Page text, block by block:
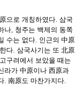
으로 개칭하였다. 삼국
나, 청주는 백제의 동쪽
수는 없다. 인근의 中原
다. 삼국사기는 또 北原
구려에서 보았을 때는
라가 中原이나 西原과
. 南原도 마찬가지다.